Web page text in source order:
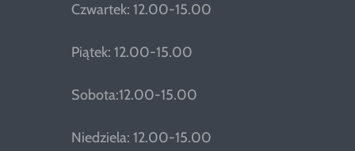
Czwartek: 12.00-15.00
Piątek: 12.00-15.00
Sobota:12.00-15.00
Niedziela: 12.00-15.00